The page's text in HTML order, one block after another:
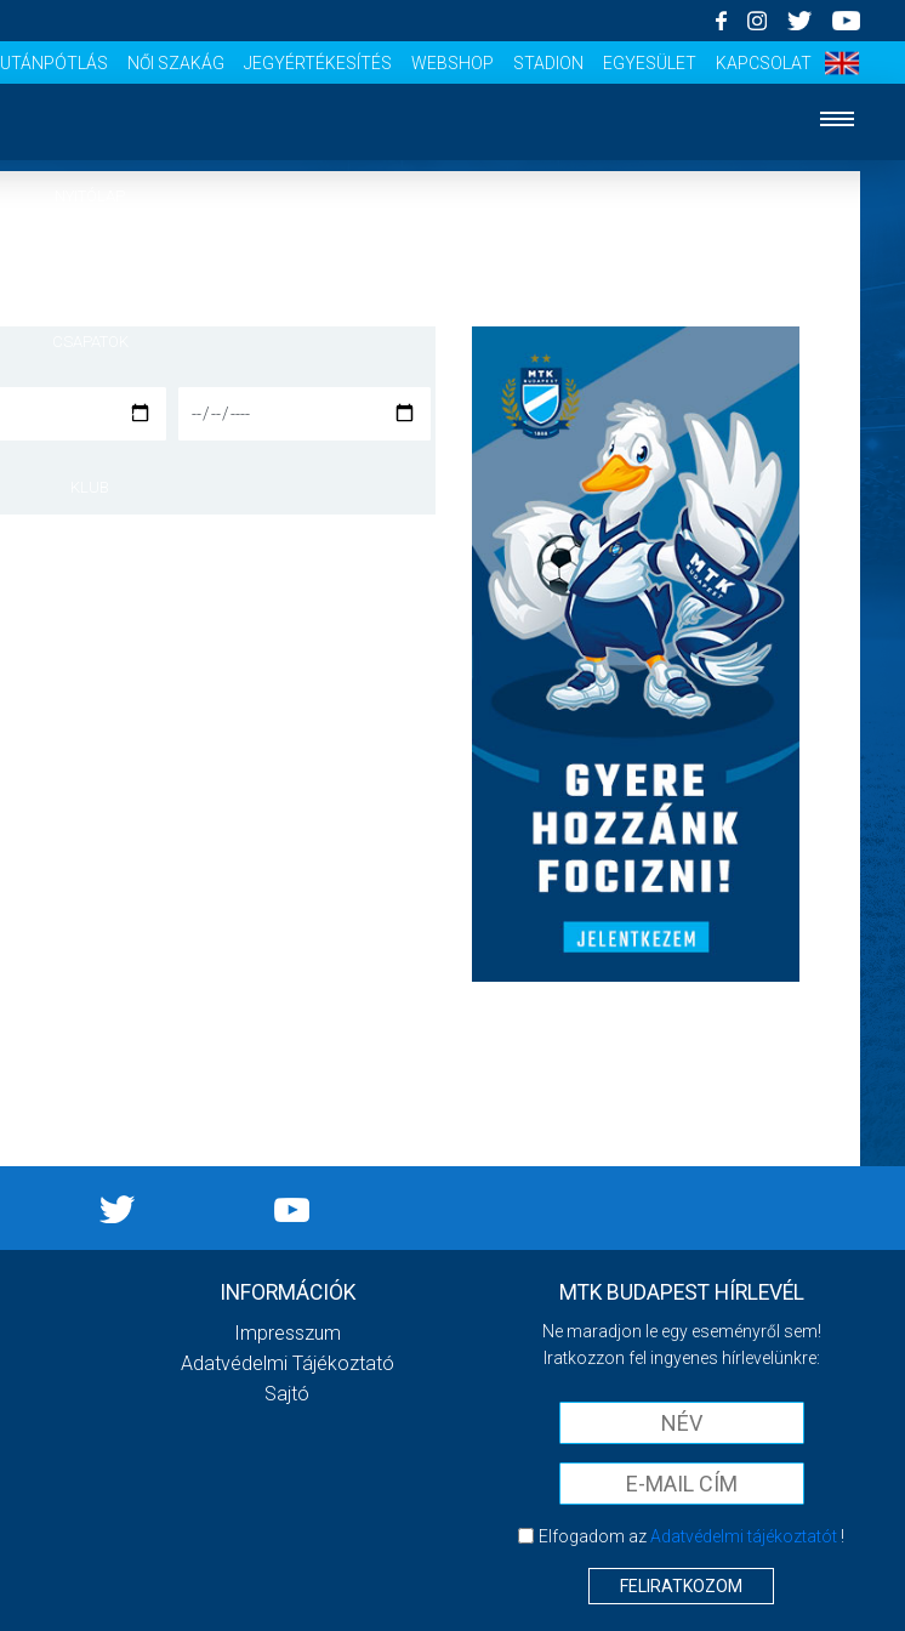
UTÁNPÓTLÁS NŐI SZAKÁG JEGYÉRTÉKESÍTÉS WEBSHOP STADION EGYESÜLET KAPCSOLAT
MÉRKŐZÉSEK
INFORMÁCIÓK
Impresszum
Adatvédelmi Tájékoztató
Sajtó
MTK BUDAPEST HÍRLEVÉL
Ne maradjon le egy eseményről sem!
Iratkozzon fel ingyenes hírlevelünkre:
Elfogadom azAdatvédelmi tájékoztatót !
FELIRATKOZOM